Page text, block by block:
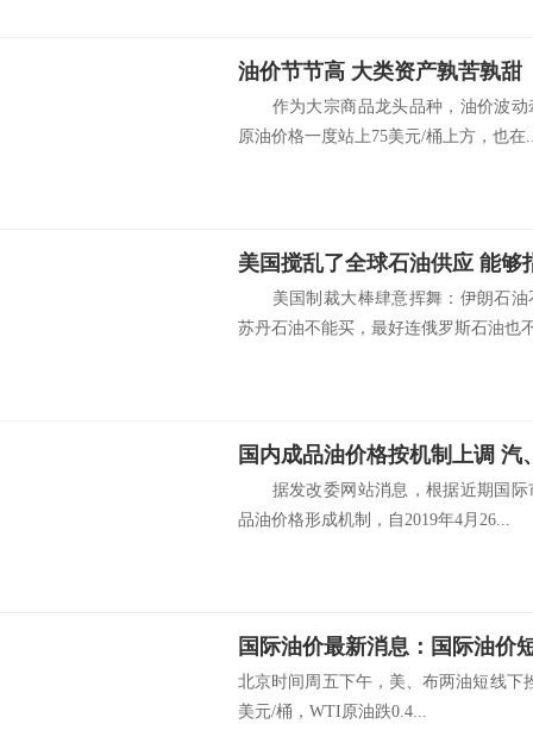
油价节节高 大类资产孰苦孰甜
作为大宗商品龙头品种，油价波动
原油价格一度站上75美元/桶上方，也在
美国搅乱了全球石油供应 能够
美国制裁大棒肆意挥舞：伊朗石油
苏丹石油不能买，最好连俄罗斯石油也
据发改委网站消息，根据近期国际
品油价格形成机制，自2019年4月26...
北京时间周五下午，美、布两油短线下
美元/桶，WTI原油跌0.4...